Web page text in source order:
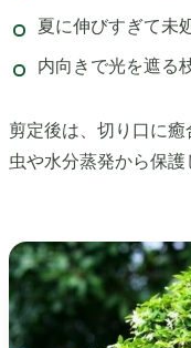
夏に伸びすぎて未
内向きで光を遮る
剪定後は、切り口に
虫や水分蒸発から保護